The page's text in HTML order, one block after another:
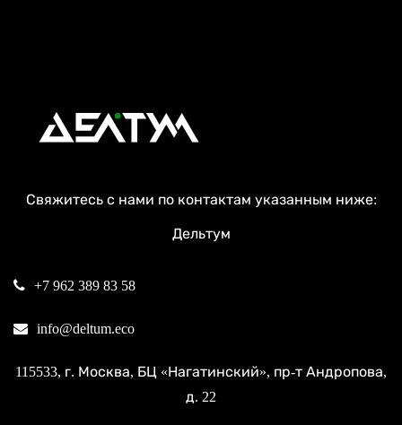
Свяжитесь с нами по контактам указанным ниже:
Дельтум
+7 962 389 83 58
info@deltum.eco
115533, г. Москва, БЦ «Нагатинский», пр-т Андропова,
д. 22